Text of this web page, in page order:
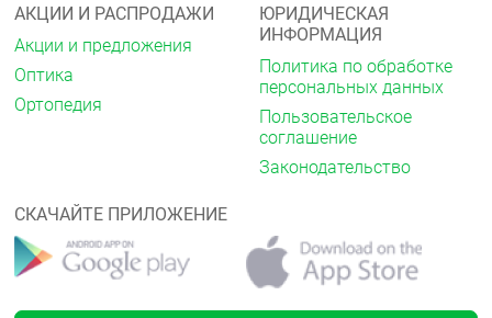
ЦНС, воздействуя на центры боли и
терморегуляции оказывает анальгезирующее и
жаропонижающее действие.
— блокатор H1-гистаминовых
рецепторов, снижает ринорею и слезотечение,
устраняет спастические явления, отечность и
носоглотки и придаточных пазух носа.
Аскорбиновая кислотаучаствует в регулировании
окислительно-восстановительных процессов,
углеводного обмена, свертываемости крови,
регенерации тканей, синтезе стероидных гормонов
АКЦИИ И РАСПРОДАЖИ
Акции и предложения
Оптика
Ортопедия
ЮРИДИЧЕСКАЯ
ИНФОРМАЦИЯ
Политика по обработке
персональных данных
Пользовательское
соглашение
Законодательство
СКАЧАЙТЕ ПРИЛОЖЕНИЕ